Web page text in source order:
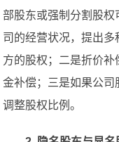
部股东或强制分割股
司的经营状况，提出
方的股权；二是折价
金补偿；三是如果公司
调整股权比例。